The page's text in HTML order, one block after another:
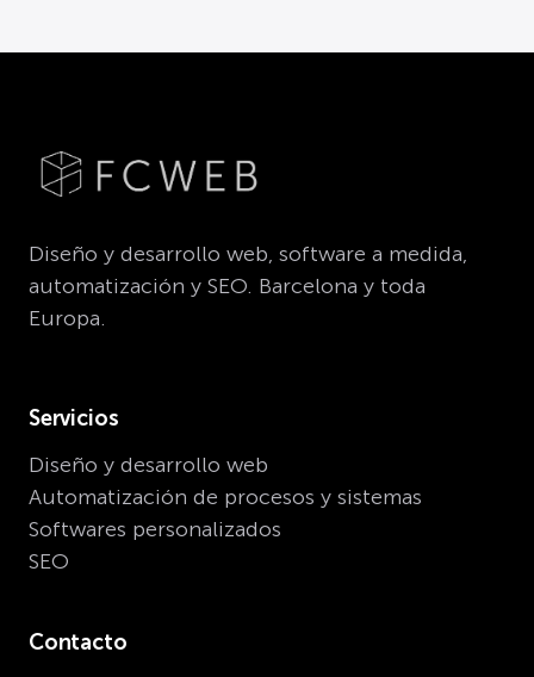
Diseño y desarrollo web, software a medida,
automatización y SEO. Barcelona y toda
Europa.
Servicios
Diseño y desarrollo web
Automatización de procesos y sistemas
Softwares personalizados
SEO
Contacto